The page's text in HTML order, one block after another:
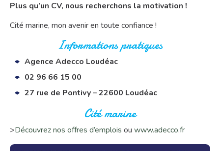
Plus qu’un CV, nous recherchons la motivation !
Cité marine, mon avenir en toute confiance !
Informations pratiques
Agence Adecco Loudéac
02 96 66 15 00
27 rue de Pontivy – 22600 Loudéac
Cité marine
>Découvrez nos offres d’emplois ou www.adecco.fr